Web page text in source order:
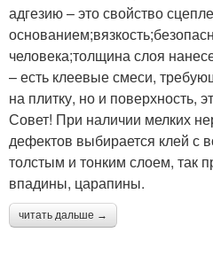
адгезию – это свойство
человека;толщина слоя
– есть клеевые смеси,
на плитку, но и поверхность,
Совет! При наличии мелких
дефектов выбирается клей с
толстым и тонким слоем, так
впадины, царапины.
читать дальше →